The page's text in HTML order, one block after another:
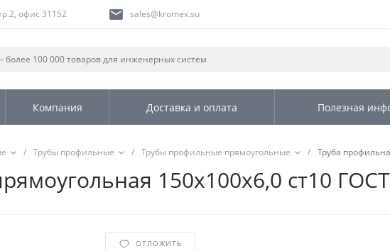
офис 31152 sales@kromex.su
Компания Доставка и оплата Полезная
/ Трубы профильные / Трубы профильные прямоугольные / Труба
150х100х6,0 ст10
ОТЛОЖИТЬ